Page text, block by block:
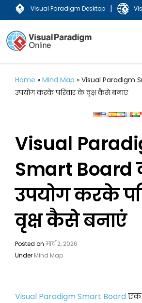
Visual Paradigm Desktop |
Home »Mind Map »Visual Paradigm
उपयोग करके परिवार के वृक्ष कैसे बनाएं
Visual
Smart Board
उपयोग करके
वृक्ष कैसे बनाएं
Posted onमार्च 2, 2026
Under Mind Map
Visual Paradigm Smart Boardएक